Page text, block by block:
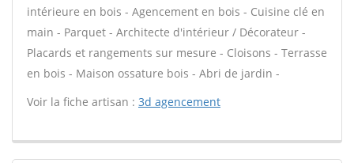
intérieure en bois - Agencement en bois - Cuisine clé en
main - Parquet - Architecte d'intérieur / Décorateur -
Placards et rangements sur mesure - Cloisons - Terrasse
en bois - Maison ossature bois - Abri de jardin -
Voir la fiche artisan : 3d agencement